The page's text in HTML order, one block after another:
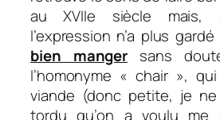
au XVIIe siècle
l’expression n’a plus
bien manger sans
l’homonyme « chair »,
viande (donc petite, je
tordu qu’on a voulu me